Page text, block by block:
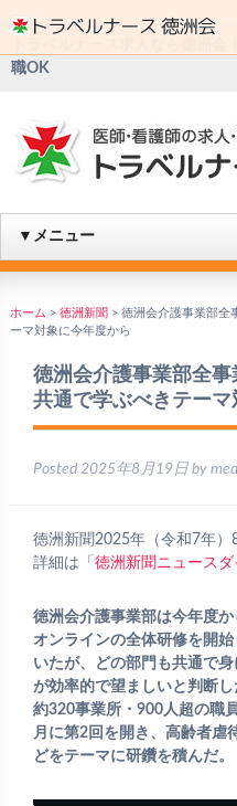
トラベルナース求人なら徳洲会
職OK
▼メニュー
ホーム > 徳洲新聞 > 徳洲会介護事業部全
ーマ対象に今年度から
徳洲会介護事業部全事
共通で学ぶべきテー
Posted 2025年8月19日 by
徳洲新聞2025年（令和7年
詳細は「 徳洲新聞ニュースダ
徳洲会介護事業部は今年度
オンラインの全体研修を開
いたが、どの部門も共通で
が効率的で望ましいと判断
約320事業所・900人超の職
月に第2回を開き、高齢者虐
どをテーマに研鑽を積んだ。